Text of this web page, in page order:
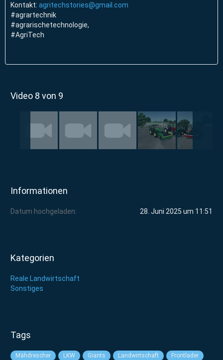
Kontakt: agritechstories@gmail.com
#agrartechnik
#agrarischetechnologie,
#AgriTech
Video 8 von 9
Informationen
Datum hochgeladen 28. Juni 2025 um 11:51
Kategorien
Reale Landwirtschaft
Sonstiges
Tags
Mähdrescher LKW Giants Landwirtschaft
Frontlader